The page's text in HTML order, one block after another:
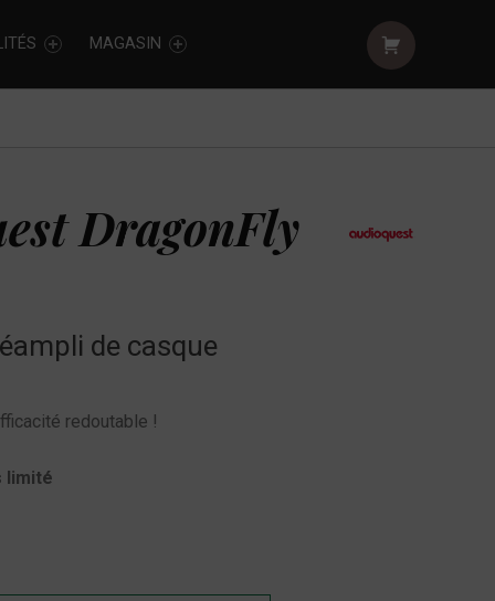
MAGASIN
DragonFly
de casque
redoutable !
limité